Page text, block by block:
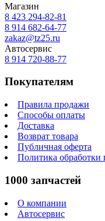
Магазин
8 423 294-82-81
8 914 682-64-77
zakaz@tz25.ru
Автосервис
8 914 720-88-77
Покупателям
Правила продажи
Способы оплаты
Доставка
Возврат товара
Публичная оферта
Политика
1000 запчастей
О компании
Автосервис